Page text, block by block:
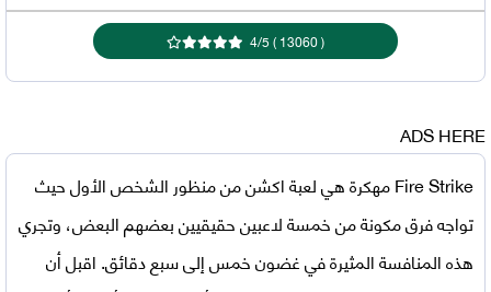
(
13060
)
4/5
ADS HERE
Fire Strike مهكرة
هي لعبة اكشن من منظور الشخص الأول حيث
تواجه فرق مكونة من خمسة لاعبين حقيقيين بعضهم البعض، وتجري
هذه المنافسة المثيرة في غضون خمس إلى سبع دقائق. اقبل أن